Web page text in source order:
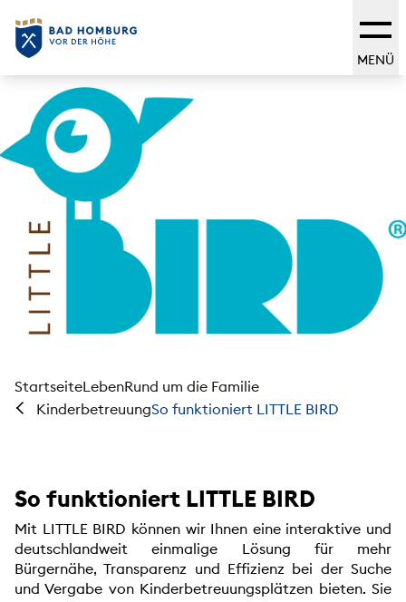
MENÜ
StartseiteLebenRund um die Familie
KinderbetreuungSo funktioniert LITTLE BIRD
So funktioniert LITTLE BIRD
Mit LITTLE BIRD können wir Ihnen eine interaktive und
deutschlandweit einmalige Lösung für mehr
Bürgernähe, Transparenz und Effizienz bei der Suche
und Vergabe von Kinderbetreuungsplätzen bieten. Sie